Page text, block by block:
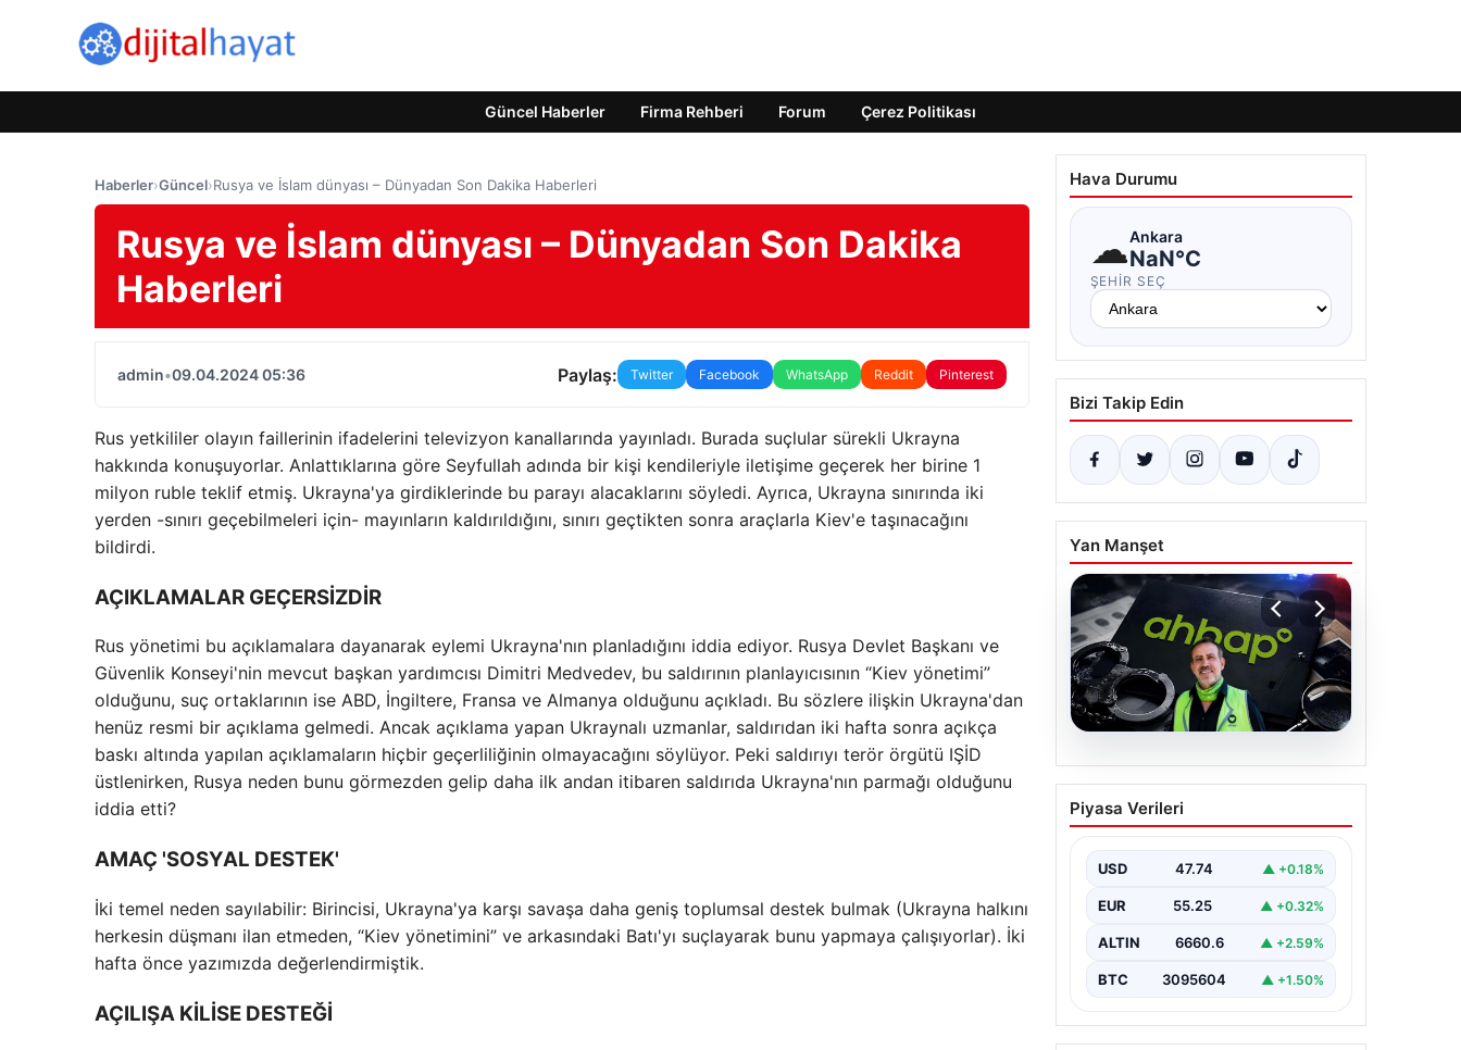
Güncel Haberler Firma Rehberi Forum Çerez Politikası
Haberler›Güncel›Rusya ve İslam dünyası – Dünyadan Son Dakika Haberleri
Rusya ve İslam dünyası – Dünyadan Son Dakika
Haberleri
admin•09.04.2024 05:36 Paylaş: Twitter Facebook WhatsApp Reddit Pinterest
Rus yetkililer olayın faillerinin ifadelerini televizyon kanallarında yayınladı. Burada suçlular sürekli Ukrayna
hakkında konuşuyorlar. Anlattıklarına göre Seyfullah adında bir kişi kendileriyle iletişime geçerek her birine 1
milyon ruble teklif etmiş. Ukrayna'ya girdiklerinde bu parayı alacaklarını söyledi. Ayrıca, Ukrayna sınırında iki
yerden -sınırı geçebilmeleri için- mayınların kaldırıldığını, sınırı geçtikten sonra araçlarla Kiev'e taşınacağını
bildirdi.
AÇIKLAMALAR GEÇERSİZDİR
Rus yönetimi bu açıklamalara dayanarak eylemi Ukrayna'nın planladığını iddia ediyor. Rusya Devlet Başkanı ve
Güvenlik Konseyi'nin mevcut başkan yardımcısı Dimitri Medvedev, bu saldırının planlayıcısının “Kiev yönetimi”
olduğunu, suç ortaklarının ise ABD, İngiltere, Fransa ve Almanya olduğunu açıkladı. Bu sözlere ilişkin Ukrayna'dan
henüz resmi bir açıklama gelmedi. Ancak açıklama yapan Ukraynalı uzmanlar, saldırıdan iki hafta sonra açıkça
baskı altında yapılan açıklamaların hiçbir geçerliliğinin olmayacağını söylüyor. Peki saldırıyı terör örgütü IŞİD
üstlenirken, Rusya neden bunu görmezden gelip daha ilk andan itibaren saldırıda Ukrayna'nın parmağı olduğunu
iddia etti?
AMAÇ 'SOSYAL DESTEK'
İki temel neden sayılabilir: Birincisi, Ukrayna'ya karşı savaşa daha geniş toplumsal destek bulmak (Ukrayna halkını
herkesin düşmanı ilan etmeden, “Kiev yönetimini” ve arkasındaki Batı'yı suçlayarak bunu yapmaya çalışıyorlar). İki
hafta önce yazımızda değerlendirmiştik.
AÇILIŞA KİLİSE DESTEĞİ
Hava Durumu
☁Ankara
NaN°C
ŞEHIR SEÇ
Bizi Takip Edin
Yan Manşet
07.08.2026
Ahbap Derneği
yönetimine kayyum
başladı
Piyasa Verileri
USD 47.74 ▲ +0.18%
EUR 55.25 ▲ +0.32%
ALTIN 6660.6 ▲ +2.59%
BTC 3095604 ▲ +1.50%